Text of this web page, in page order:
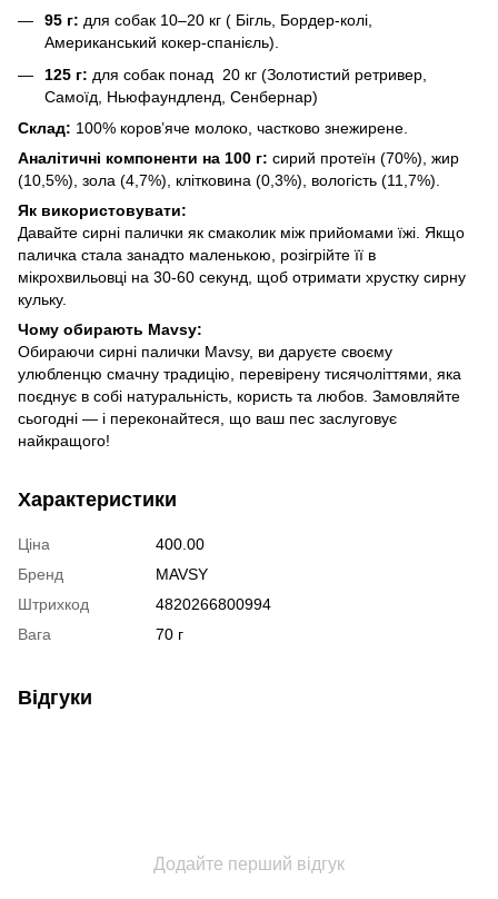
95 г: для собак 10–20 кг ( Бігль, Бордер-колі,
Американський кокер-спанієль).
125 г: для собак понад 20 кг (Золотистий ретривер,
Самоїд, Ньюфаундленд, Сенбернар)
Склад: 100% коров’яче молоко, частково знежирене.
Аналітичні компоненти на 100 г: сирий протеїн (70%), жир
(10,5%), зола (4,7%), клітковина (0,3%), вологість (11,7%).
Як використовувати:
Давайте сирні палички як смаколик між прийомами їжі. Якщо
паличка стала занадто маленькою, розігрійте її в
мікрохвильовці на 30-60 секунд, щоб отримати хрустку сирну
кульку.
Чому обирають Mavsy:
Обираючи сирні палички Mavsy, ви даруєте своєму
улюбленцю смачну традицію, перевірену тисячоліттями, яка
поєднує в собі натуральність, користь та любов. Замовляйте
сьогодні — і переконайтеся, що ваш пес заслуговує
найкращого!
Характеристики
Ціна
400.00
Бренд
MAVSY
Штрихкод
4820266800994
Вага
70 г
Відгуки
Додайте перший відгук